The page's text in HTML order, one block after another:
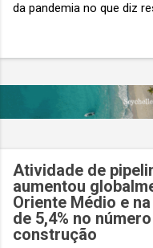
da pandemia no que diz
“Baggage IT Insights” de
desse importante
custa ao setor US$ 6,3
extraviada acarreta um
lucro líquido médio de
extraviada anula o lucro
cinco anulam o lucro de
Atividade de
aumentou
Oriente Médio e
de 5,4% no
construção